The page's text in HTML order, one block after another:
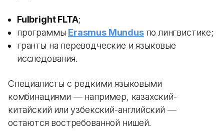
Fulbright FLTA;
программы Erasmus Mundusпо лингвистике;
гранты на переводческие и языковые
исследования.
Специалисты с редкими языковыми
комбинациями — например, казахский-
китайский или узбекский-английский —
остаются востребованной нишей.